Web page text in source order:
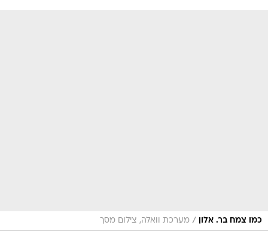
כמו צמח בר. אלון / מערכת וואלה, צילום מסך